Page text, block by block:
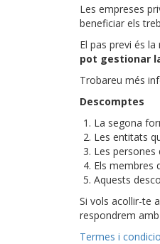
Les empreses
beneficiar els
El pas previ és
pot gestionar
Trobareu més
Descomptes
La segona
Les entitats
Les persones
Els membres
Aquests
Si vols acollir-te
respondrem
Termes i